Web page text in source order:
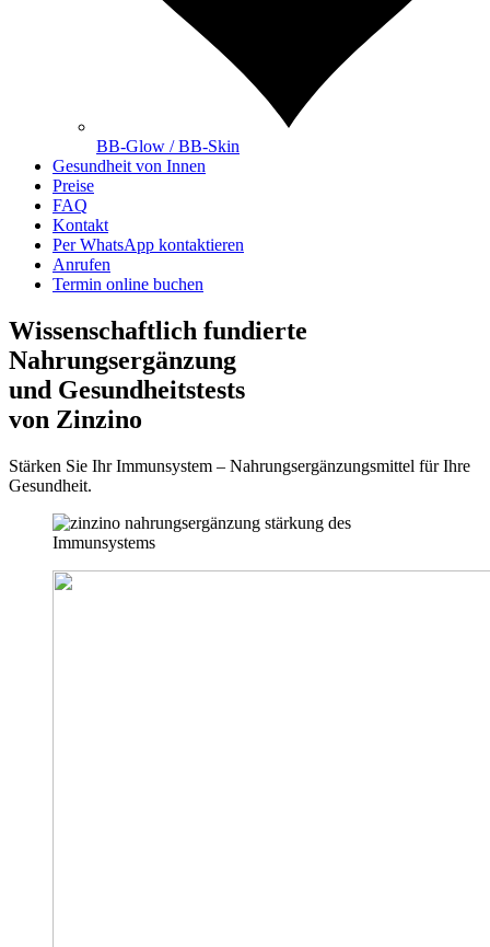
BB-Glow / BB-Skin
Gesundheit von Innen
Preise
FAQ
Kontakt
Per WhatsApp kontaktieren
Anrufen
Termin online buchen
Wissenschaftlich fundierte
Nahrungsergänzung
und Gesundheitstests
von Zinzino
Stärken Sie Ihr Immunsystem – Nahrungsergänzungsmittel für Ihre
Gesundheit.